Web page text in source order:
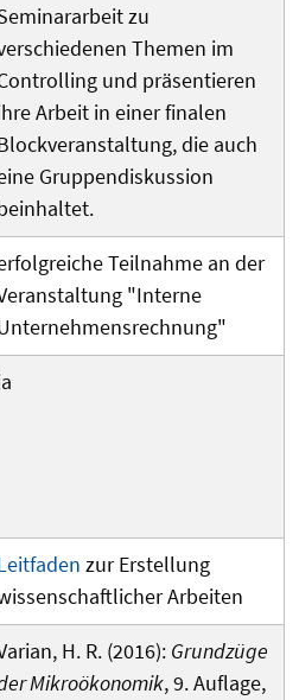
zu
Themen im
und präsentieren
Arbeit in einer finalen
die auch
Gruppendiskussion
Teilnahme an der
"Interne
zur Erstellung
Arbeiten
H. R. (2016): Grundzüge
Mikroökonomik, 9. Auflage,